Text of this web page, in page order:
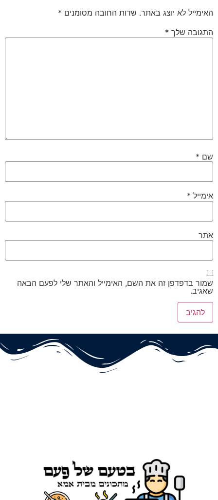
האימייל לא יוצג באתר. שדות החובה מסומנים *
התגובה שלך *
שם *
אימייל *
אתר
שמור בדפדפן זה את השם, האימייל והאתר שלי לפעם הבאה
שאגיב.